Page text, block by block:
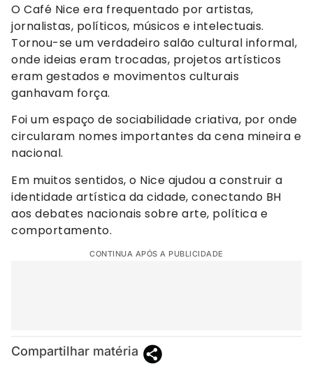
O Café Nice era frequentado por artistas,
jornalistas, políticos, músicos e intelectuais.
Tornou-se um verdadeiro salão cultural informal,
onde ideias eram trocadas, projetos artísticos
eram gestados e movimentos culturais
ganhavam força.
Foi um espaço de sociabilidade criativa, por onde
circularam nomes importantes da cena mineira e
nacional.
Em muitos sentidos, o Nice ajudou a construir a
identidade artística da cidade, conectando BH
aos debates nacionais sobre arte, política e
comportamento.
CONTINUA APÓS A PUBLICIDADE
Compartilhar matéria